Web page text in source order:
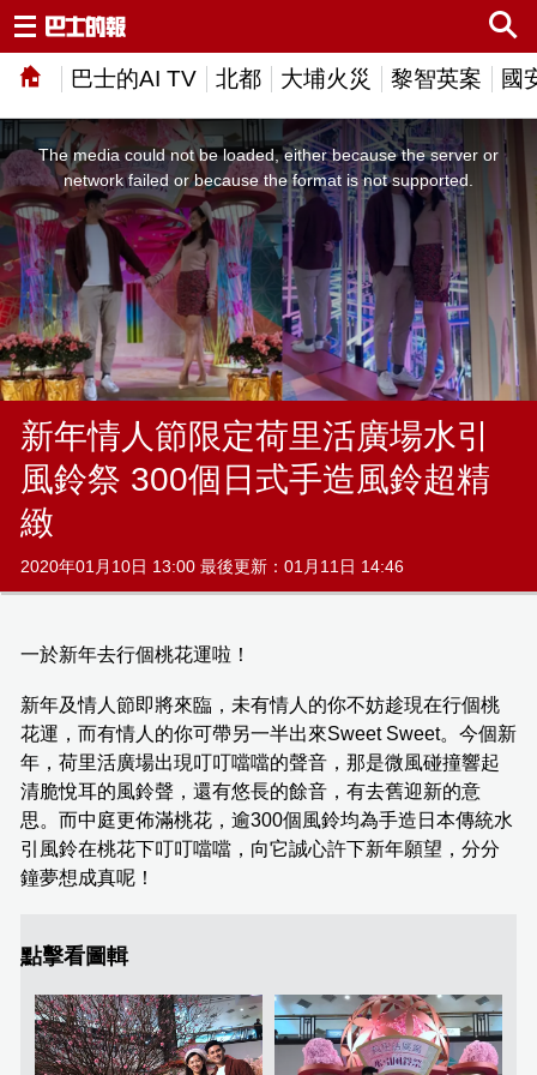
巴士的AI TV 北都 大埔火災 黎智英案 國
This
a
modal
window.
The media could not be loaded, either because the server or
network failed or because the format is not supported.
新年情人節限定荷里活廣場水引
風鈴祭 300個日式手造風鈴超精
緻
2020年01月10日 13:00 最後更新：01月11日 14:46
一於新年去行個桃花運啦！
新年及情人節即將來臨，未有情人的你不妨趁現在行個桃
花運，而有情人的你可帶另一半出來Sweet Sweet。今個新
年，荷里活廣場出現叮叮噹噹的聲音，那是微風碰撞響起
清脆悅耳的風鈴聲，還有悠長的餘音，有去舊迎新的意
思。而中庭更佈滿桃花，逾300個風鈴均為手造日本傳統水
引風鈴在桃花下叮叮噹噹，向它誠心許下新年願望，分分
鐘夢想成真呢！
點擊看圖輯